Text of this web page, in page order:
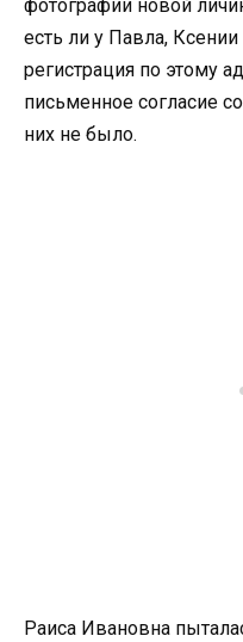
фотографии новой
есть ли у Павла,
регистрация по этому
письменное согласие
них не было.
Раиса Ивановна